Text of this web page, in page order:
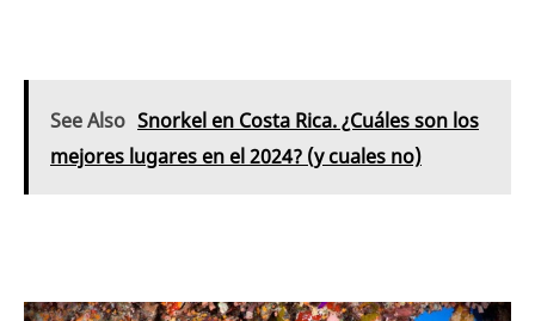
See Also Snorkel en Costa Rica. ¿Cuáles son los
mejores lugares en el 2024? (y cuales no)